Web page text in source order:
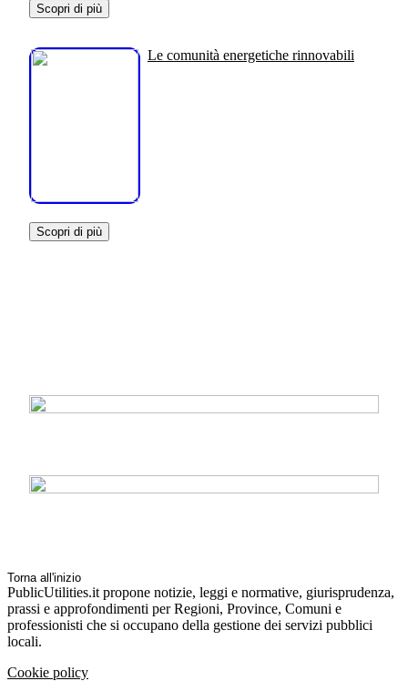
Scopri di più
Le comunità energetiche rinnovabili
Scopri di più
Torna all'inizio
PublicUtilities.it propone notizie, leggi e normative, giurisprudenza,
prassi e approfondimenti per Regioni, Province, Comuni e
professionisti che si occupano della gestione dei servizi pubblici
locali.
Cookie policy